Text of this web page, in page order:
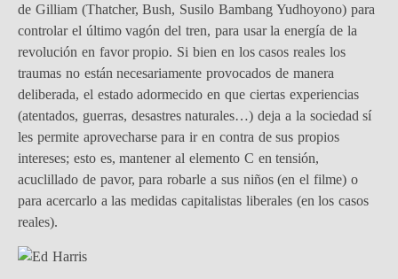
de Gilliam (Thatcher, Bush, Susilo Bambang Yudhoyono) para
controlar el último vagón del tren, para usar la energía de la
revolución en favor propio. Si bien en los casos reales los
traumas no están necesariamente provocados de manera
deliberada, el estado adormecido en que ciertas experiencias
(atentados, guerras, desastres naturales…) deja a la sociedad sí
les permite aprovecharse para ir en contra de sus propios
intereses; esto es, mantener al elemento C en tensión,
acuclillado de pavor, para robarle a sus niños (en el filme) o
para acercarlo a las medidas capitalistas liberales (en los casos
reales).